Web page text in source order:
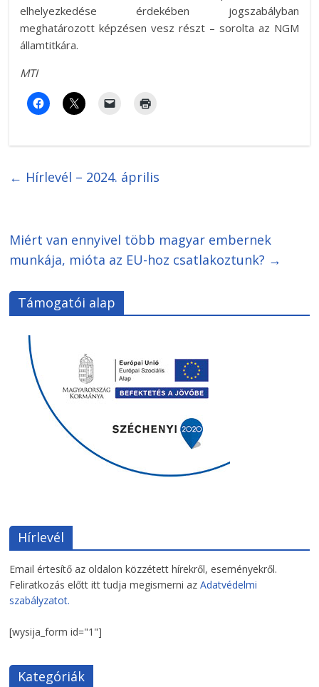
elhelyezkedése érdekében jogszabályban
meghatározott képzésen vesz részt – sorolta az NGM
államtitkára.
MTI
← Hírlevél – 2024. április
Miért van ennyivel több magyar embernek
munkája, mióta az EU-hoz csatlakoztunk? →
Támogatói alap
Hírlevél
Email értesítő az oldalon közzétett hírekről, eseményekről.
Feliratkozás előtt itt tudja megismerni azAdatvédelmi
szabályzatot.
[wysija_form id="1"]
Kategóriák